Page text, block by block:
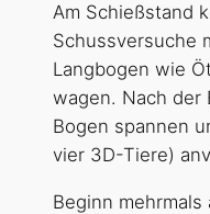
Am Schießstand
Schussversuche
Langbogen wie
wagen. Nach der
Bogen spannen
vier 3D-Tiere)
Beginn